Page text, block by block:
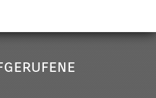
hätte trotzdem im Text gleich
...